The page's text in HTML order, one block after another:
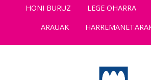
HONI BURUZ LEGE OHARRA
ARAUAK